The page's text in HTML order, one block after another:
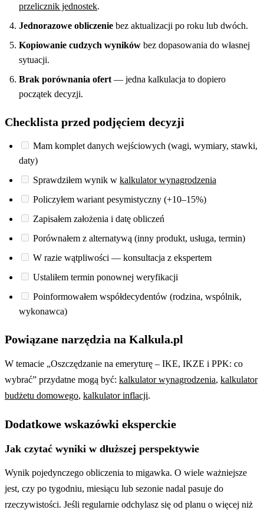
przelicznik jednostek.
Jednorazowe obliczenie bez aktualizacji po roku lub dwóch.
Kopiowanie cudzych wyników bez dopasowania do własnej
sytuacji.
Brak porównania ofert — jedna kalkulacja to dopiero
początek decyzji.
Checklista przed podjęciem decyzji
Mam komplet danych wejściowych (wagi, wymiary, stawki,
daty)
Sprawdziłem wynik w kalkulator wynagrodzenia
Policzyłem wariant pesymistyczny (+10–15%)
Zapisałem założenia i datę obliczeń
Porównałem z alternatywą (inny produkt, usługa, termin)
W razie wątpliwości — konsultacja z ekspertem
Ustaliłem termin ponownej weryfikacji
Poinformowałem współdecydentów (rodzina, wspólnik,
wykonawca)
Powiązane narzędzia na Kalkula.pl
W temacie „Oszczędzanie na emeryturę – IKE, IKZE i PPK: co
wybrać” przydatne mogą być: kalkulator wynagrodzenia, kalkulator
budżetu domowego, kalkulator inflacji.
Dodatkowe wskazówki eksperckie
Jak czytać wyniki w dłuższej perspektywie
Wynik pojedynczego obliczenia to migawka. O wiele ważniejsze
jest, czy po tygodniu, miesiącu lub sezonie nadal pasuje do
rzeczywistości. Jeśli regularnie odchylasz się od planu o więcej niż